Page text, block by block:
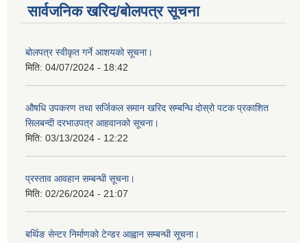
सार्वजनिक खरिद/बोलपत्र सूचना
बोलपत्र स्वीकृत गर्ने आशयको सूचना।
मिति: 04/07/2024 - 18:42
औषधि उपकरण तथा सर्जिकल समान खरिद सम्बन्धि दोस्रो पटक प्रकाशित
सिलबन्दी दरभाउपत्र आहवानको सूचना।
मिति: 03/13/2024 - 12:22
प्रस्ताव आवहान सम्बन्धी सूचना।
मिति: 02/26/2024 - 21:07
बर्थिङ सेन्टर निर्माणको टेन्डर आह्वान सम्बन्धी सूचना।